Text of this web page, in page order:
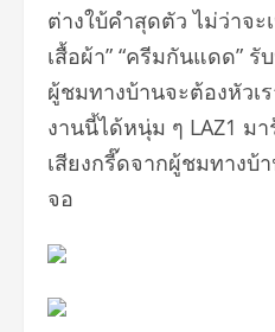
ต่างใบ้คำสุดตัว ไม่ว่าจะ
เสื้อผ้า” “ครีมกันแดด” รั
ผู้ชมทางบ้านจะต้องหัวเ
งานนี้ได้หนุ่ม ๆ LAZ1 มา
เสียงกรี๊ดจากผู้ชมทางบ้
จอ